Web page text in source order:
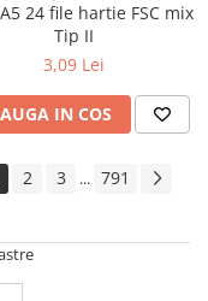
24 file hartie FSC mix
Tip II
3,09 Lei
IN COS
2 3 ... 791